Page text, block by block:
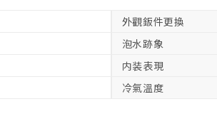
外觀鈑件更換
泡水跡象
内装表現
冷氣溫度